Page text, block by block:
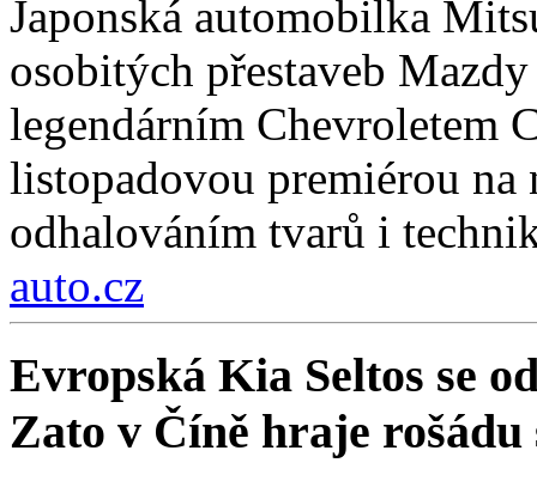
Japonská automobilka
osobitých přestaveb
legendárním Chevroletem
listopadovou premiérou
odhalováním tvarů i
auto.cz
Evropská Kia Seltos se
Zato v Číně hraje